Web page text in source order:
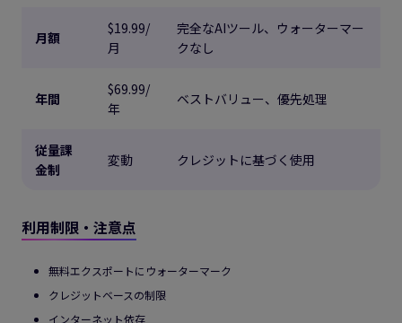
月額
$19.99/
月
完全なAIツール、ウォーターマー
クなし
年間
$69.99/
年
ベストバリュー、優先処理
従量課
金制
変動 クレジットに基づく使用
利用制限・注意点
無料エクスポートにウォーターマーク
クレジットベースの制限
インターネット依存